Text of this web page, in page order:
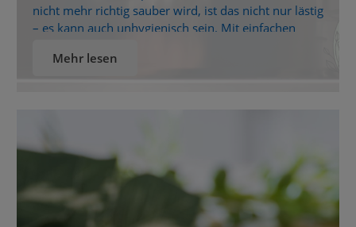
nicht mehr richtig sauber wird, ist das nicht nur lästig
– es kann auch unhygienisch sein. Mit einfachen
wieder zum Glänzen. Wenn der Geschirrspüler
Mehr lesen